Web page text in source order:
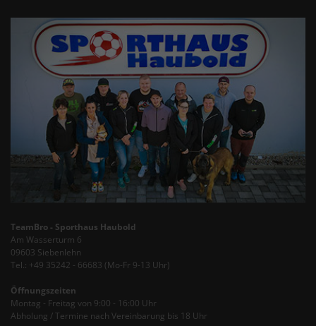
TeamBro - Sporthaus Haubold
Am Wasserturm 6
09603 Siebenlehn
Tel.: +49 35242 - 66683 (Mo-Fr 9-13 Uhr)
Öffnungszeiten
Montag - Freitag von 9:00 - 16:00 Uhr
Abholung / Termine nach Vereinbarung bis 18 Uhr